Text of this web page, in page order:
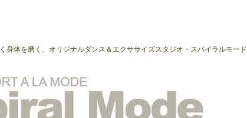
身体を磨く、オリジナルダンス＆エクササイズスタジオ・スパイラルモード